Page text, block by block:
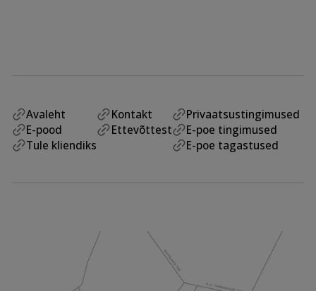
Avaleht
E-pood
Tule kliendiks
Kontakt
Ettevõttest
Privaatsustingimused
E-poe tingimused
E-poe tagastused